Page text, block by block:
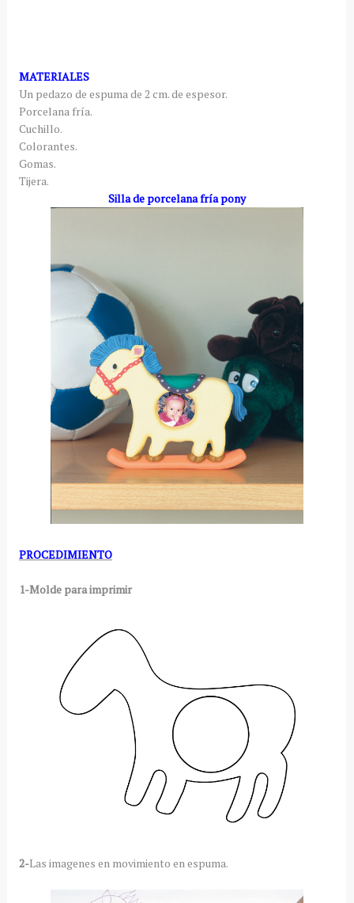
MATERIALES
Un pedazo de espuma de 2 cm. de espesor.
Porcelana fría.
Cuchillo.
Colorantes.
Gomas.
Tijera.
Silla de porcelana fría pony
PROCEDIMIENTO
1-Molde para imprimir
2-Las imagenes en movimiento en espuma.